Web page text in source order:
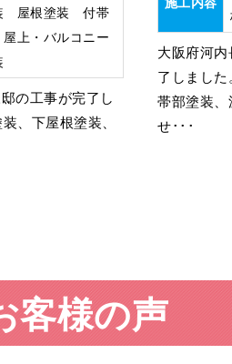
屋根塗装 付帯
上・バルコニー
の工事が完了し
、下屋根塗装、
大阪府河
了しまし
帯部塗装、
せ･･･
客様の声